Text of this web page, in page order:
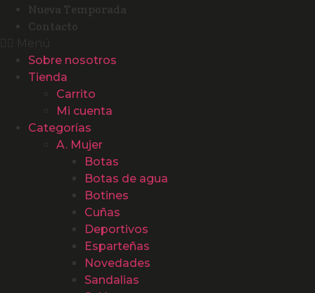
Nueva Temporada
Contacto
Menú
Sobre nosotros
Tienda
Carrito
Mi cuenta
Categorías
A. Mujer
Botas
Botas de agua
Botines
Cuñas
Deportivos
Esparteñas
Novedades
Sandalias